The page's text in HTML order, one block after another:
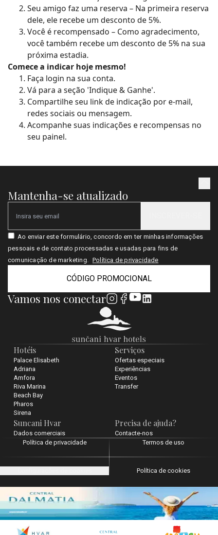
Seu amigo faz uma reserva – Na primeira reserva
dele, ele recebe um desconto de 5%.
Você é recompensado – Como agradecimento,
você também recebe um desconto de 5% na sua
próxima estadia.
Comece a indicar hoje mesmo!
Faça login na sua conta.
Vá para a seção 'Indique & Ganhe'.
Compartilhe seu link de indicação por e-mail,
redes sociais ou mensagem.
Acompanhe suas indicações e recompensas no
seu painel.
Hotéis
Palace Elisabeth
Adriana
Amfora
Riva Marina
Beach Bay
Pharos
Sirena
Serviços
Ofertas especiais
Experiências
Eventos
Transfer
Suncani Hvar
Dados comerciais
Precisa de ajuda?
Contacte-nos
Mantenha-se atualizado
Email
Ao enviar este formulário, concordo em ter minhas informações
pessoais e de contato processadas e usadas para fins de
comunicação de marketing. Política de privacidade
CÓDIGO PROMOCIONAL
Vamos nos conectar
Política de privacidade Termos de uso
Política de cookies